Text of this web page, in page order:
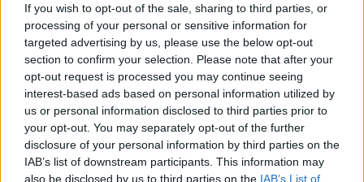
If you wish to opt-out of the sale, sharing to third parties, or
processing of your personal or sensitive information for
targeted advertising by us, please use the below opt-out
section to confirm your selection. Please note that after your
opt-out request is processed you may continue seeing
interest-based ads based on personal information utilized by
us or personal information disclosed to third parties prior to
your opt-out. You may separately opt-out of the further
disclosure of your personal information by third parties on the
IAB’s list of downstream participants. This information may
also be disclosed by us to third parties on the IAB’s List of
GENTE DE ROMA Gaia Germani
8 anni fa
Nel cast, nuovi personaggi si uniscono a Berlino,
interpretati da Michelle Jenner, Tristán Ulloa, Begoña
Vargas, Julio Peña Fernández e Joel Sánchez.
Inoltre, Itziar Ituño e Najwa Nimri ritornano